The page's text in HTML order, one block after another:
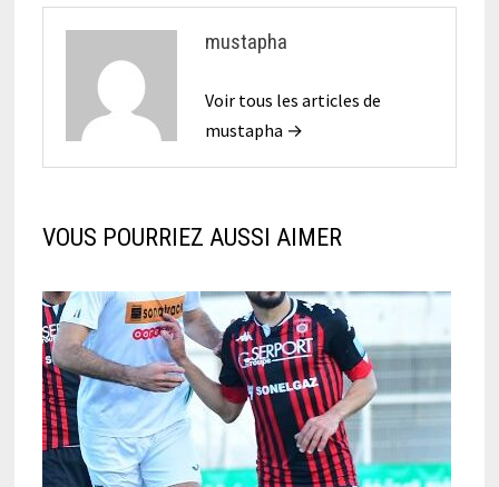
mustapha
Voir tous les articles de
mustapha →
VOUS POURRIEZ AUSSI AIMER